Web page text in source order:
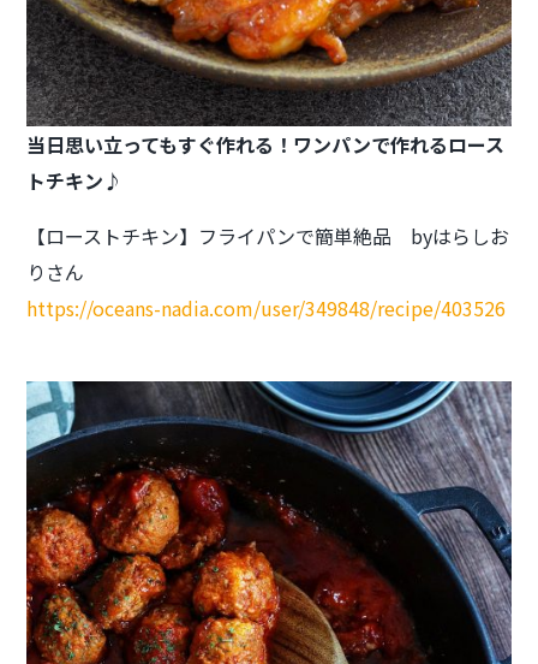
当日思い立ってもすぐ作れる！ ワンパンで作れるロース
トチキン♪
【ローストチキン】フライパンで簡単絶品 byはらしお
りさん
https://oceans-nadia.com/user/349848/recipe/403526